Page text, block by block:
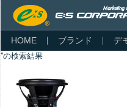
HOME ブランド デ
''の検索結果